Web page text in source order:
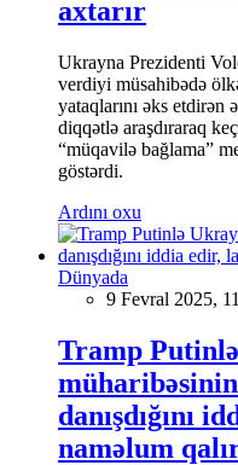
axtarır
Ukrayna Prezidenti
verdiyi müsahibədə
yataqlarını əks
diqqətlə araşdıraraq
“müqavilə bağlama”
göstərdi.
Ardını oxu
Dünyada
9 Fevral 2025,
Tramp
danışdığını
naməlum